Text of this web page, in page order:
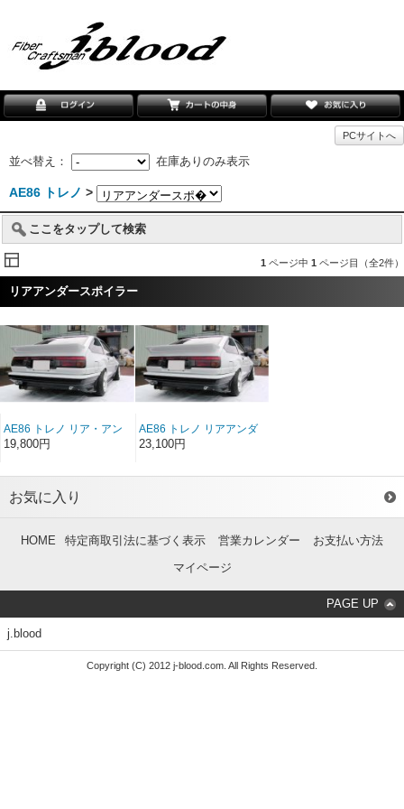
PCサイトへ
並べ替え： 在庫ありのみ表示
AE86 トレノ >
ここをタップして検索
1 ページ中 1 ページ目（全2件）
リアアンダースポイラー
AE86 トレノ リア・アン
ダースポイラー FRP（後
19,800円
AE86 トレノ リアアンダ
ースポイラー ソフト
23,100円
お気に入り
HOME 特定商取引法に基づく表示 営業カレンダー
お支払い方法
マイページ
PAGE UP
j.blood
Copyright (C) 2012 j-blood.com. All Rights Reserved.